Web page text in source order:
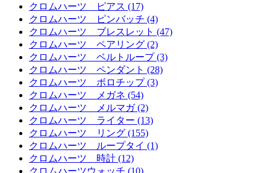
クロムハーツ ピアス (17)
クロムハーツ ピンバッチ (4)
クロムハーツ ブレスレット (47)
クロムハーツ ペアリング (2)
クロムハーツ ベルトループ (3)
クロムハーツ ペンダント (28)
クロムハーツ ボロチップ (3)
クロムハーツ メガネ (54)
クロムハーツ メルマガ (2)
クロムハーツ ライター (13)
クロムハーツ リング (155)
クロムハーツ ループタイ (1)
クロムハーツ 時計 (12)
クロムハーツウォッチ (10)